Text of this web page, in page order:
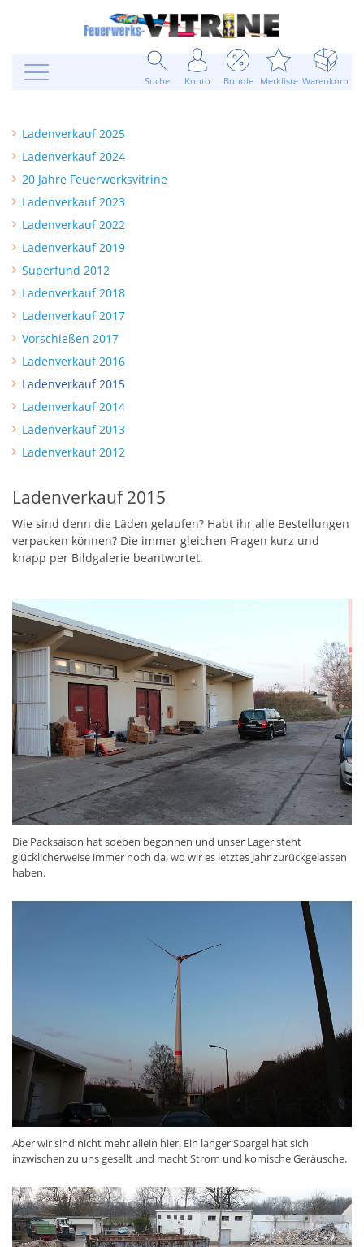
Suche Konto Bundle Merkliste Warenkorb
Ladenverkauf 2025
Ladenverkauf 2024
20 Jahre Feuerwerksvitrine
Ladenverkauf 2023
Ladenverkauf 2022
Ladenverkauf 2019
Superfund 2012
Ladenverkauf 2018
Ladenverkauf 2017
Vorschießen 2017
Ladenverkauf 2016
Ladenverkauf 2015
Ladenverkauf 2014
Ladenverkauf 2013
Ladenverkauf 2012
Ladenverkauf 2015
Wie sind denn die Läden gelaufen? Habt ihr alle Bestellungen
verpacken können? Die immer gleichen Fragen kurz und
knapp per Bildgalerie beantwortet.
Die Packsaison hat soeben begonnen und unser Lager steht
glücklicherweise immer noch da, wo wir es letztes Jahr zurückgelassen
haben.
Aber wir sind nicht mehr allein hier. Ein langer Spargel hat sich
inzwischen zu uns gesellt und macht Strom und komische Geräusche.